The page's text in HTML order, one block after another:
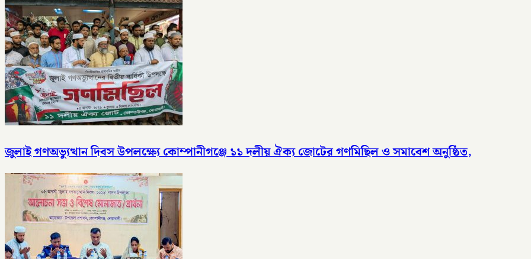
জুলাই গণঅভ্যুত্থান দিবস উপলক্ষ্যে কোম্পানীগঞ্জে ১১ দলীয় ঐক্য জোটের গণমিছিল ও সমাবেশ অনুষ্ঠিত,